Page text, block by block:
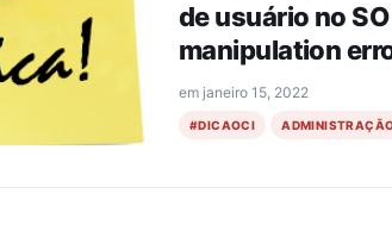
de usuário no
manipulation
em janeiro 15, 2022
#DICAOCI